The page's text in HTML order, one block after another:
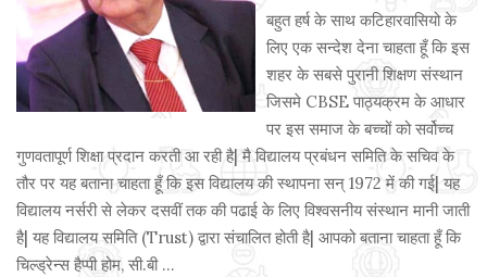
बहुत हर्ष के साथ कटिहारवासियो के
लिए एक सन्देश देना चाहता हूँ कि इस
शहर के सबसे पुरानी शिक्षण संस्थान
जिसमे CBSE पाठ्यक्रम के आधार
पर इस समाज के बच्चों को सर्वोच्च
गुणवतापूर्ण शिक्षा प्रदान करती आ रही है| मै विद्यालय प्रबंधन समिति के सचिव के
तौर पर यह बताना चाहता हूँ कि इस विद्यालय की स्थापना सन् 1972 में की गई| यह
विद्यालय नर्सरी से लेकर दसवीं तक की पढाई के लिए विश्वसनीय संस्थान मानी जाती
है| यह विद्यालय समिति (Trust) द्वारा संचालित होती है| आपको बताना चाहता हूँ कि
चिल्ड्रेन्स हैप्पी होम, सी.बी ...